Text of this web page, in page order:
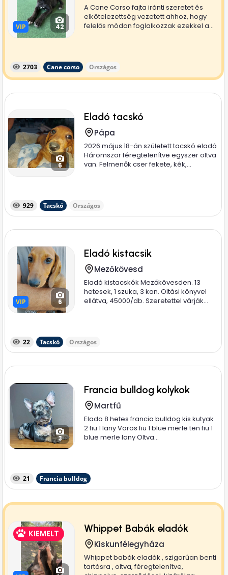
VIP
VIP 42
A Cane Corso fajta iránti szeretet és
elkötelezettség vezetett ahhoz, hogy
felelős módon foglalkozzak ezekkel a...
2703 Cane corso Országos
6
Eladó tacskó
Pápa
2026 május 18-án született tacskó eladó
Háromszor féregtelenítve egyszer oltva
van. Felmenők cser fekete, kék,...
929 Tacskó Országos
VIP
VIP 6
Eladó kistacsik
Mezőkövesd
Eladó kistacskók Mezőkövesden. 13
hetesek, 1 szuka, 3 kan. Oltási könyvel
ellátva, 45000/db. Szeretettel várják...
22 Tacskó Országos
3
Francia bulldog kolykok
Martfű
Elado 8 hetes francia bulldog kis kutyak
2 fiu 1 lany Voros fiu 1 blue merle ten fiu 1
blue merle lany Oltva...
21 Francia bulldog
KIEMELT Whippet Babák eladók
Kiskunfélegyháza
Whippet babák eladók , szigorúan benti
tartásra , oltva, féregtelenítve,